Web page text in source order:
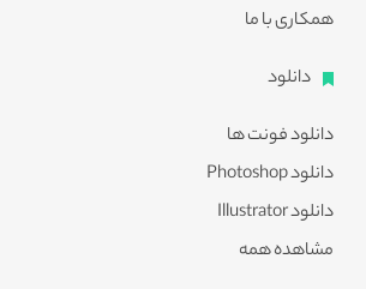
همکاری با ما
دانلود
دانلود فونت ها
دانلود Photoshop
دانلود Illustrator
مشاهده همه